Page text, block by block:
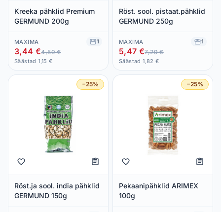
Kreeka pähklid Premium
GERMUND 200g
MAXIMA 1
3,44 €4,59 €
Säästad 1,15 €
Röst. sool. pistaat.pähklid
GERMUND 250g
MAXIMA 1
5,47 €7,29 €
Säästad 1,82 €
−25%
Röst.ja sool. india pähklid
GERMUND 150g
−25%
Pekaanipähklid ARIMEX
100g